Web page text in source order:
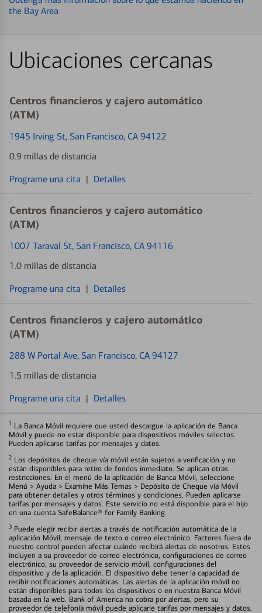
the Bay Area
Ubicaciones cercanas
Centros financieros y cajero automático
(ATM)
1945 Irving St, San Francisco, CA 94122
0.9 millas de distancia
Programe una cita | Detalles
Centros financieros y cajero automático
(ATM)
1007 Taraval St, San Francisco, CA 94116
1.0 millas de distancia
Programe una cita | Detalles
Centros financieros y cajero automático
(ATM)
288 W Portal Ave, San Francisco, CA 94127
1.5 millas de distancia
Programe una cita | Detalles
1 La Banca Móvil requiere que usted descargue la aplicación de Banca
Móvil y puede no estar disponible para dispositivos móviles selectos.
Pueden aplicarse tarifas por mensajes y datos.
2 Los depósitos de cheque vía móvil están sujetos a verificación y no
están disponibles para retiro de fondos inmediato. Se aplican otras
restricciones. En el menú de la aplicación de Banca Móvil, seleccione
Menú > Ayuda > Examine Más Temas > Depósito de Cheque vía Móvil
para obtener detalles y otros términos y condiciones. Pueden aplicarse
tarifas por mensajes y datos. Este servicio no está disponible para el hijo
en una cuenta SafeBalance® for Family Banking.
3 Puede elegir recibir alertas a través de notificación automática de la
aplicación Móvil, mensaje de texto o correo electrónico. Factores fuera de
nuestro control pueden afectar cuándo recibirá alertas de nosotros. Estos
incluyen a su proveedor de correo electrónico, configuraciones de correo
electrónico, su proveedor de servicio móvil, configuraciones del
dispositivo y de la aplicación. El dispositivo debe tener la capacidad de
recibir notificaciones automáticas. Las alertas de la aplicación móvil no
están disponibles para todos los dispositivos o en nuestra Banca Móvil
basada en la web. Bank of America no cobra por alertas, pero su
proveedor de telefonía móvil puede aplicarle tarifas por mensajes y datos.